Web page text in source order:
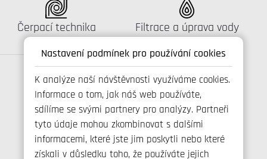
Nastavení podmínek pro používání cookies
K analýze naší návštěvnosti využíváme cookies.
Informace o tom, jak náš web používáte,
sdílíme se svými partnery pro analýzy. Partneři
tyto údaje mohou zkombinovat s dalšími
informacemi, které jste jim poskytli nebo které
získali v důsledku toho, že používáte jejich
Katalog:
Čerpací technika Katalog:
Filtrace a úprava vody
Spojte se s námi
+420 800 173 965